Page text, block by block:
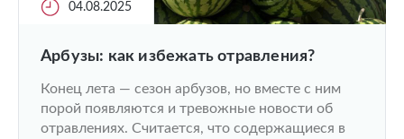
04.08.2025
Арбузы: как избежать отравления?
Конец лета — сезон арбузов, но вместе с ним
порой появляются и тревожные новости об
отравлениях. Считается, что содержащиеся в